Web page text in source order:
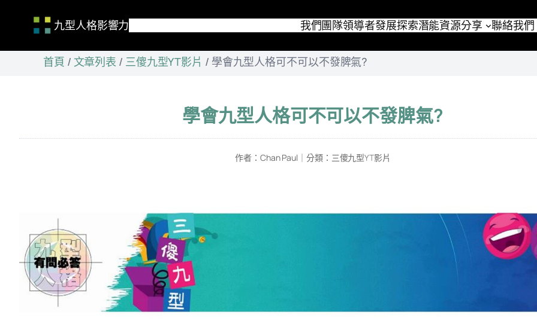
跳
九型人格影響力 我們團隊領導者發展探索潛能資源分享 聯絡我們
首頁 / 文章列表 / 三傻九型YT影片 / 學會九型人格可不可以不發脾氣?
學會九型人格可不可以不發脾氣?
作者： Chan Paul ｜ 分類： 三傻九型YT影片